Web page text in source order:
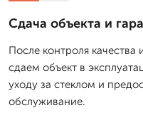
Сдача объекта и
После контроля
сдаем объект в
уходу за стеклом и
обслуживание.